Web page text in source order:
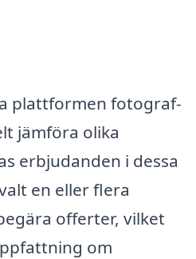
plattformen fotograf-
jämföra olika
erbjudanden i dessa
en eller flera
offerter, vilket
om